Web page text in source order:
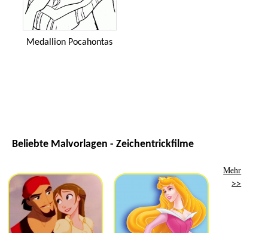
Medallion Pocahontas
Beliebte Malvorlagen - Zeichentrickfilme
Mehr
>>